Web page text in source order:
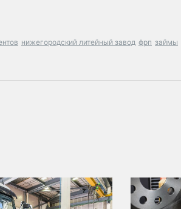
нижегородский литейный завод фрп займы